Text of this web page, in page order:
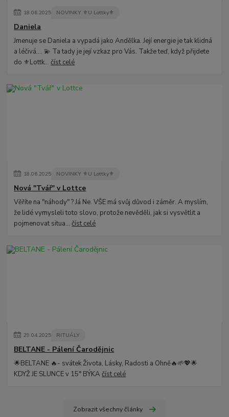
18.06.2025 NOVINKY ⚜️U Lottky⚜️
Daniela
Jmenuje se Daniela a vypadá jako Andělka. Její energie je tak klidná
a léčivá.... 💫 Ta tady je její vzkaz pro Vás. Takže teď, když přijdete
do ⚜️Lottk...číst celé
18.06.2025 NOVINKY ⚜️U Lottky⚜️
Nová "Tvář" v Lottce
Věříte na "náhody" ? Já Ne. VŠE má svůj důvod i záměr. A myslím,
že lidé vymysleli toto slovo, protože nevěděli, jak si vysvětlit a
pojmenovat situa...číst celé
29.04.2025 RITUÁLY
BELTANE - Pálení Čarodějnic
🌟BELTANE 🔥- svátek Života, Lásky, Radosti a Ohně🔥🌱💖🌟
KDYŽ JE SLUNCE v 15° BÝKAčíst celé
Zobrazit všechny články